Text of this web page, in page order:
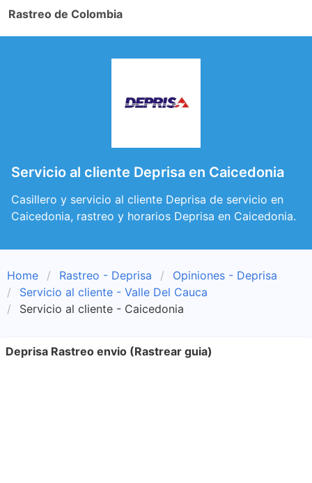
Rastreo de Colombia
Servicio al cliente Deprisa en Caicedonia
Casillero y servicio al cliente Deprisa de servicio en
Caicedonia, rastreo y horarios Deprisa en Caicedonia.
Home Rastreo - Deprisa
Opiniones - Deprisa
Servicio al cliente - Valle Del Cauca
Servicio al cliente - Caicedonia
Deprisa Rastreo envio (Rastrear guia)